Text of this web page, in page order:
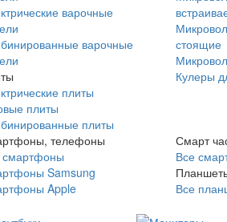
варочные
варочные
плиты
плиты
плиты
стоящие
Кулеры
телефоны
смартфоны
Samsung
Apple
Смарт
Все
Все